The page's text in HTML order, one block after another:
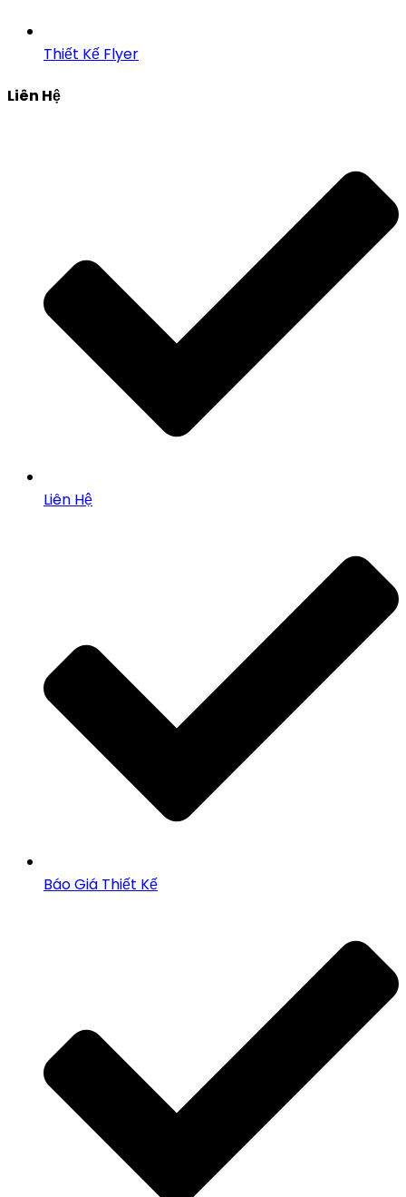
Thiết Kế Flyer
Liên Hệ
Liên Hệ
Báo Giá Thiết Kế